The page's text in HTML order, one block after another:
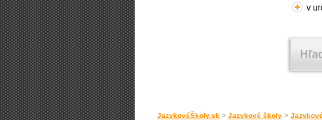
v
JazykovéŠkoly.sk > Jazykové školy >